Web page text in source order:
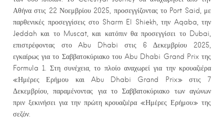
Αθήνα στις 22 Νοεμβρίου 2025, προσεγγίζοντας το Port Said, με
παρθενικές προσεγγίσεις στο Sharm El Shiekh, την Aqaba, την
Jeddah και το Muscat, και κατόπιν θα προσεγγίσει το Dubai,
επιστρέφοντας στο Abu Dhabi στις 6 Δεκεμβρίου 2025,
εγκαίρως για το Σαββατοκύριακο του Abu Dhabi Grand Prix της
Formula 1. Στη συνέχεια, το πλοίο αναχωρεί για την κρουαζιέρα
«Ημέρες Ερήμου και Abu Dhabi Grand Prix» στις 7
Δεκεμβρίου, παραμένοντας για το Σαββατοκύριακο των αγώνων
πριν ξεκινήσει για την πρώτη κρουαζιέρα «Ημέρες Ερήμου» της
σεζόν.